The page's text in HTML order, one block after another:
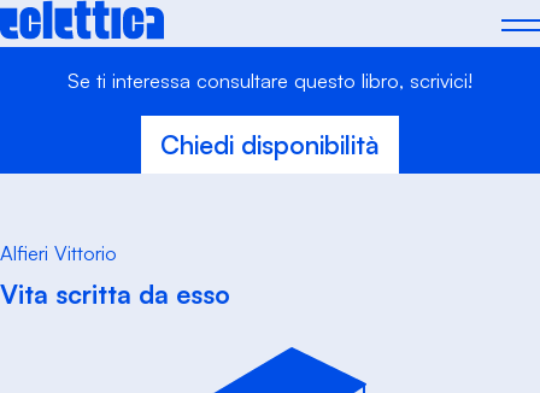
Skip
to
Se ti interessa consultare questo libro, scrivici!
Chiedi disponibilità
Alfieri Vittorio
Vita scritta da esso